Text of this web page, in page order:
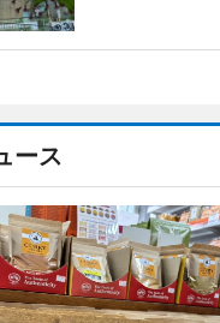
ース